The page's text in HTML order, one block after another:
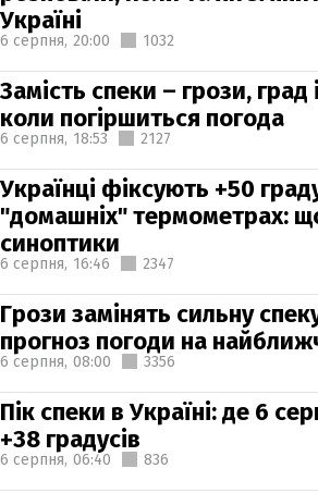
Україні
6 серпня, 20:00 1032
Замість спеки – грози, град
коли погіршиться погода
6 серпня, 18:53 2127
Українці фіксують +50
"домашніх" термометрах:
синоптики
6 серпня, 16:46 2347
Грози замінять сильну
прогноз погоди на
6 серпня, 08:00 3356
Пік спеки в Україні: де 6
+38 градусів
6 серпня, 06:40 836